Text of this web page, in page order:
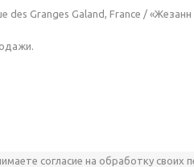
des Granges Galand, France /
согласие на обработку своих